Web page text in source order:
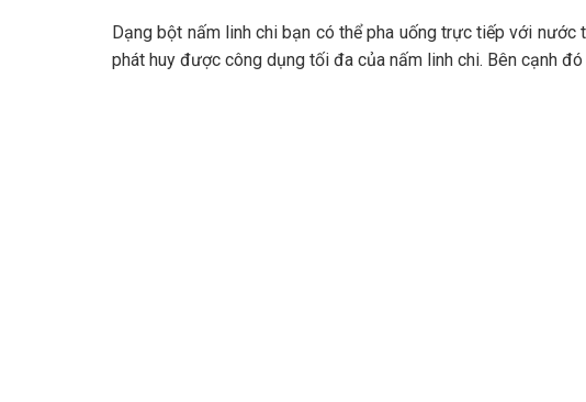
Dạng bột nấm linh chi bạn có thể pha uống trực tiếp với
phát huy được công dụng tối đa của nấm linh chi. Bên cạnh